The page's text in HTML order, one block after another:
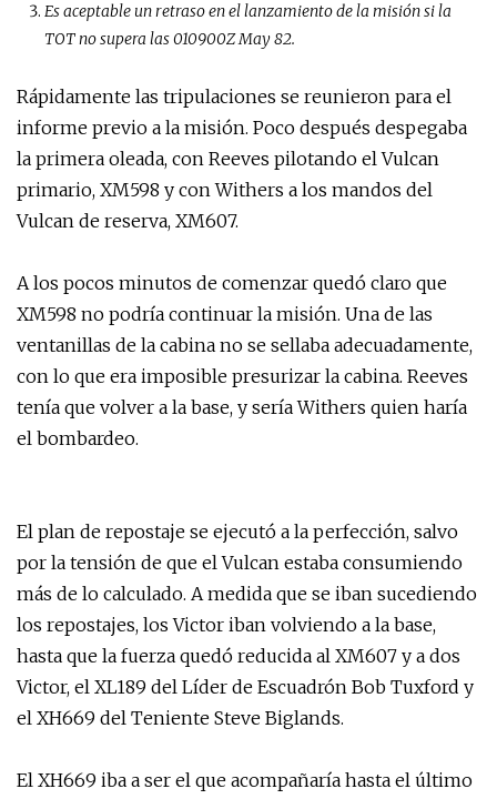
Es aceptable un retraso en el lanzamiento de la misión si la
TOT no supera las 010900Z May 82.
Rápidamente las tripulaciones se reunieron para el
informe previo a la misión. Poco después despegaba
la primera oleada, con Reeves pilotando el Vulcan
primario, XM598 y con Withers a los mandos del
Vulcan de reserva, XM607.
A los pocos minutos de comenzar quedó claro que
XM598 no podría continuar la misión. Una de las
ventanillas de la cabina no se sellaba adecuadamente,
con lo que era imposible presurizar la cabina. Reeves
tenía que volver a la base, y sería Withers quien haría
el bombardeo.
El plan de repostaje se ejecutó a la perfección, salvo
por la tensión de que el Vulcan estaba consumiendo
más de lo calculado. A medida que se iban sucediendo
los repostajes, los Victor iban volviendo a la base,
hasta que la fuerza quedó reducida al XM607 y a dos
Victor, el XL189 del Líder de Escuadrón Bob Tuxford y
el XH669 del Teniente Steve Biglands.
El XH669 iba a ser el que acompañaría hasta el último